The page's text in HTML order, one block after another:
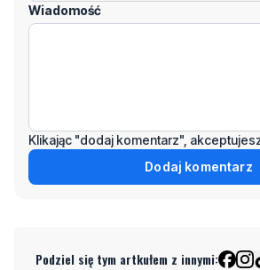
Wiadomość
Klikając "dodaj komentarz",
Dodaj komentarz
Podziel się tym artkułem z innymi: